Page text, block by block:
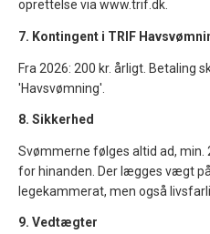
oprettelse via www.trif.dk.
7. Kontingent i TRIF
Fra 2026: 200 kr. årligt. Betaling
'Havsvømning'.
8. Sikkerhed
Svømmerne følges altid ad,
for hinanden. Der lægges vægt
legekammerat, men også
9. Vedtægter